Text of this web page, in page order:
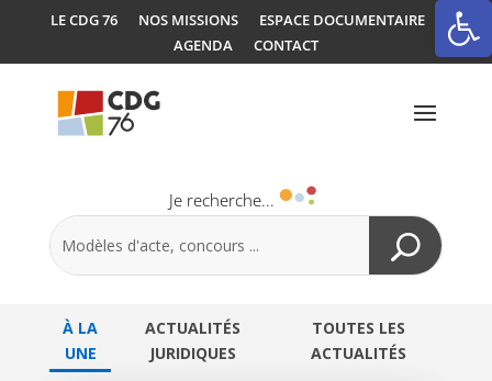
LE CDG 76 NOS MISSIONS
ESPACE DOCUMENTAIRE
AGENDA
CONTACT
Je recherche...
À LA
UNE
ACTUALITÉS
JURIDIQUES
TOUTES LES
ACTUALITÉS